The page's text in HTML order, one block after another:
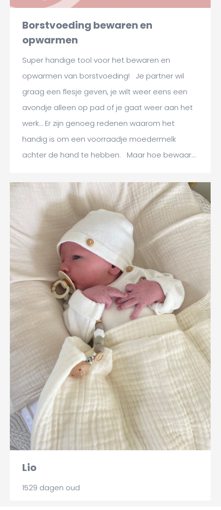
Borstvoeding bewaren en
opwarmen
Super handige tool voor het bewaren en
opwarmen van borstvoeding! Je partner wil
graag een flesje geven, je wilt weer eens een
avondje alleen op pad of je gaat weer aan het
werk… Er zijn genoeg redenen waarom het
handig is om een voorraadje moedermelk
achter de hand te hebben. Maar hoe bewaar…
Lio
1529 dagen oud